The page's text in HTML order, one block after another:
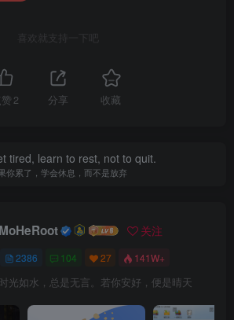
喜欢就支持一下吧
2 分享 收藏
tired, learn to rest, not to quit.
你累了，学会休息，而不是放弃
MoHeRoot 关注
2386 104 27 141W+
时光如水，总是无言。若你安好，便是晴天